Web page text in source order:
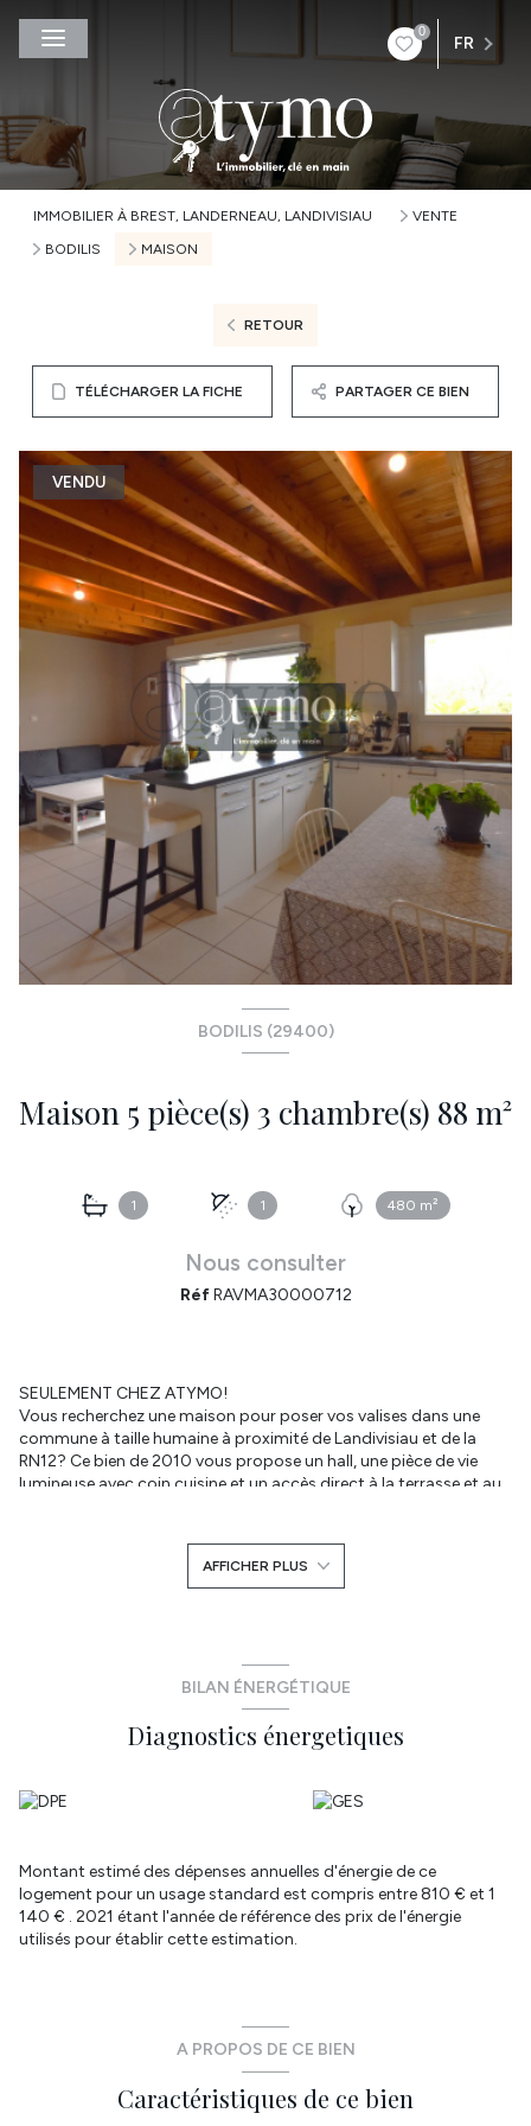
0
FR
IMMOBILIER À BREST, LANDERNEAU, LANDIVISIAU
VENTE
BODILIS
MAISON
RETOUR
TÉLÉCHARGER LA FICHE PARTAGER CE BIEN
VENDU
BODILIS (29400)
Maison 5 pièce(s) 3 chambre(s) 88 m²
1 1 480 m²
Nous consulter
RéfRAVMA30000712
SEULEMENT CHEZ ATYMO!
Vous recherchez une maison pour poser vos valises dans une
commune à taille humaine à proximité de Landivisiau et de la
RN12? Ce bien de 2010 vous propose un hall, une pièce de vie
lumineuse avec coin cuisine et un accès direct à la terrasse et au
les deux chambres sont agréables. Une pièce additionnelle avec
rangement servira de bureau ou encore de chambre enfant. La
annuel théorique énergétique compris entre 810€ et 1140€. Pas
de travaux à prévoir! Honoraires charge vendeur. Les
informations sur les risques auxquels ce bien est exposé sont
disponibles sur le site Géorisques http://www.georisques.gouv.fr.
Laissez vous tenter par une visite! Réseau immobilier ATYMO
aline.riou@atymo-france.com
AFFICHER PLUS
BILAN ÉNERGÉTIQUE
Diagnostics énergetiques
Montant estimé des dépenses annuelles d'énergie de ce
logement pour un usage standard est compris entre 810 € et 1
140 € . 2021 étant l'année de référence des prix de l'énergie
utilisés pour établir cette estimation.
A PROPOS DE CE BIEN
Caractéristiques de ce bien